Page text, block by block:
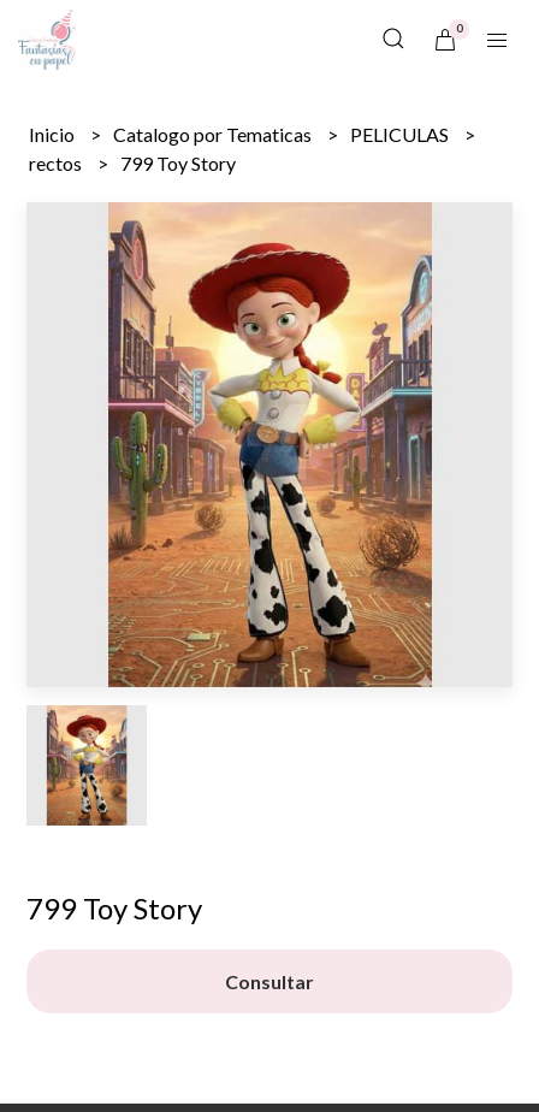
0
Inicio Catalogo por Tematicas
PELICULAS
rectos
799 Toy Story
799 Toy Story
Consultar